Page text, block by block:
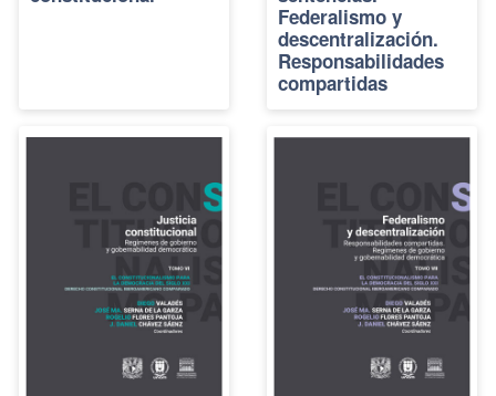
Federalismo y
descentralización.
Responsabilidades
compartidas